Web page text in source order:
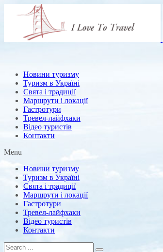
Новини туризму
Туризм в Україні
Свята і традиції
Маршрути і локації
Гастротури
Тревел-лайфхаки
Відео туристів
Контакти
Menu
Новини туризму
Туризм в Україні
Свята і традиції
Маршрути і локації
Гастротури
Тревел-лайфхаки
Відео туристів
Контакти